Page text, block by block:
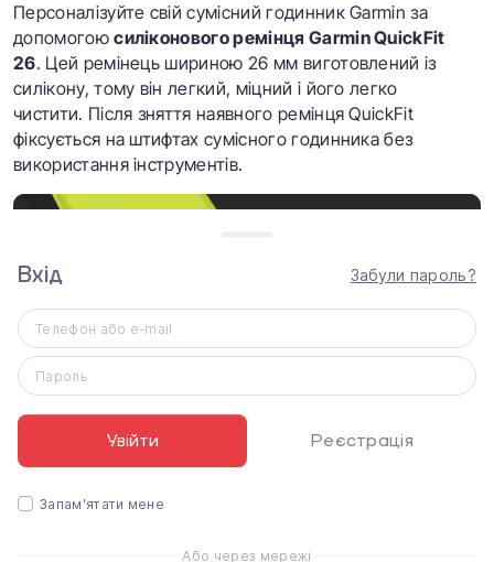
Персоналізуйте свій сумісний годинник Garmin за
допомогоюсиліконового ремінця Garmin QuickFit
26. Цей ремінець шириною 26 мм виготовлений із
силікону, тому він легкий, міцний і його легко
чистити. Після зняття наявного ремінця QuickFit
фіксується на штифтах сумісного годинника без
використання інструментів.
Характеристики
Вхід Забули пароль?
Телефон або e-mail
Пароль
Увійти Реєстрація
Запам'ятати мене
Або через мережі